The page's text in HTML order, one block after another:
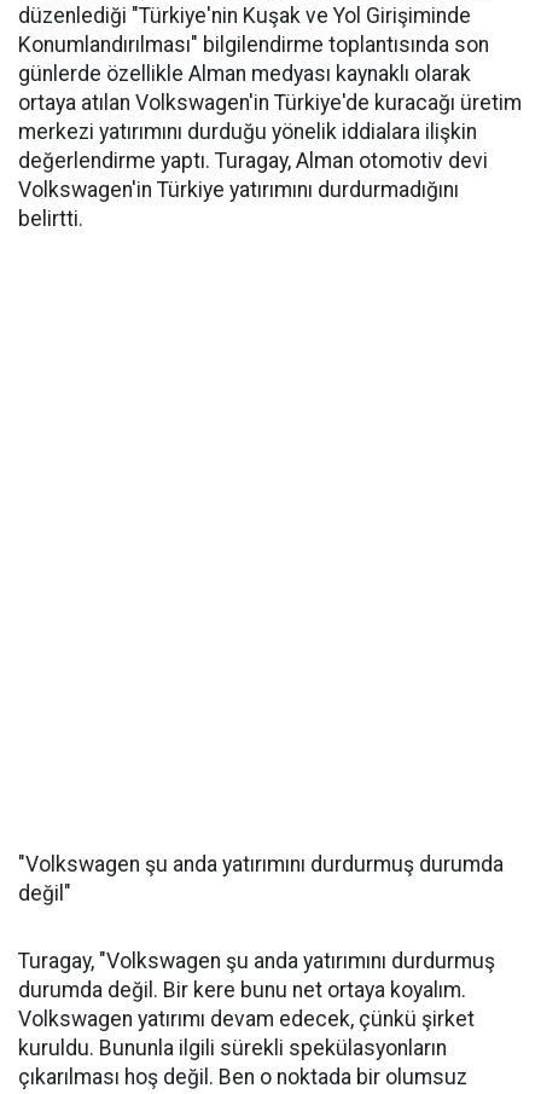
düzenlediği "Türkiye'nin Kuşak ve Yol Girişiminde
Konumlandırılması" bilgilendirme toplantısında son
günlerde özellikle Alman medyası kaynaklı olarak
ortaya atılan Volkswagen'in Türkiye'de kuracağı üretim
merkezi yatırımını durduğu yönelik iddialara ilişkin
değerlendirme yaptı. Turagay, Alman otomotiv devi
Volkswagen'in Türkiye yatırımını durdurmadığını
belirtti.
"Volkswagen şu anda yatırımını durdurmuş durumda
değil"
Turagay, "Volkswagen şu anda yatırımını durdurmuş
durumda değil. Bir kere bunu net ortaya koyalım.
Volkswagen yatırımı devam edecek, çünkü şirket
kuruldu. Bununla ilgili sürekli spekülasyonların
çıkarılması hoş değil. Ben o noktada bir olumsuz